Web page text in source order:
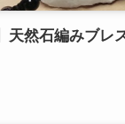
天然石編みブレ